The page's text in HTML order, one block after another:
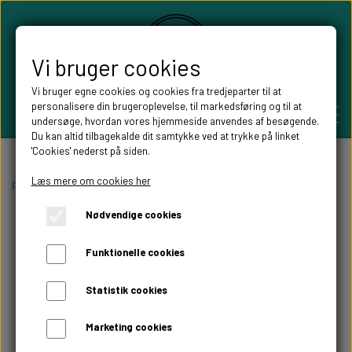
PERSONLIGE GAVER
BRYLLUPS GAVER
DÅBSGAVER/ NAVNGIVNING
SKILTE TIL FESTEN
WILLOW TREE FIGURER
WILLOW TREE BRYLLUPS FIGURER
Forside Højtider Julepynt
Vi bruger cookies
Vi bruger egne cookies og cookies fra tredjeparter til at
personalisere din brugeroplevelse, til markedsføring og til at
undersøge, hvordan vores hjemmeside anvendes af besøgende.
Du kan altid tilbagekalde dit samtykke ved at trykke på linket
'Cookies' nederst på siden.
Læs mere om cookies her
Nødvendige cookies
Funktionelle cookies
Statistik cookies
Marketing cookies